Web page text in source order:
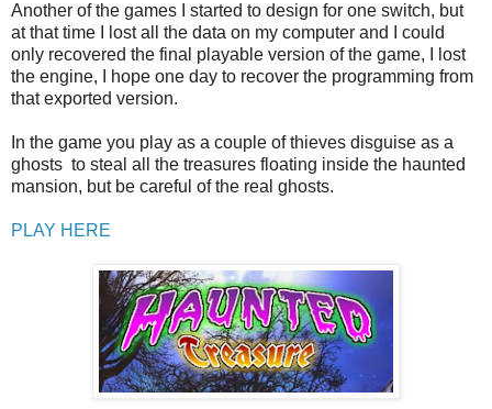
Another of the games I started to design for one switch, but
at that time I lost all the data on my computer and I could
only recovered the final playable version of the game, I lost
the engine, I hope one day to recover the programming from
that exported version.
In the game you play as a couple of thieves disguise as a
ghosts to steal all the treasures floating inside the haunted
mansion, but be careful of the real ghosts.
PLAY HERE